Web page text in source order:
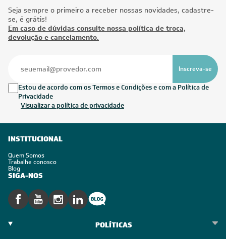
Seja sempre o primeiro a receber nossas novidades, cadastre-
se, é grátis!
Em caso de dúvidas consulte nossa política de troca,
devolução e cancelamento.
Inscreva-se
Estou de acordo com os Termos e Condições e com a Política de
Privacidade
Visualizar a política de privacidade
INSTITUCIONAL
Quem Somos
Trabalhe conosco
Blog
SIGA-NOS
POLÍTICAS